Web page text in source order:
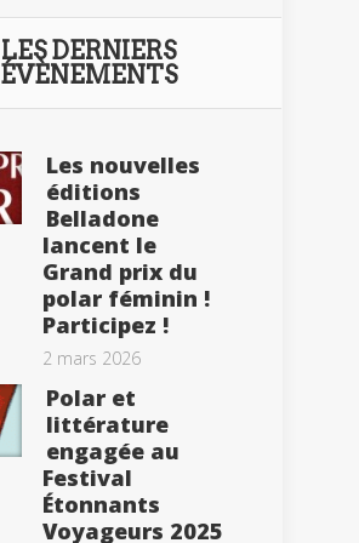
LES DERNIERS
ÉVÈNEMENTS
Les nouvelles
éditions
Belladone
lancent le
Grand prix du
polar féminin !
Participez !
2 mars 2026
Polar et
littérature
engagée au
Festival
Étonnants
Voyageurs 2025